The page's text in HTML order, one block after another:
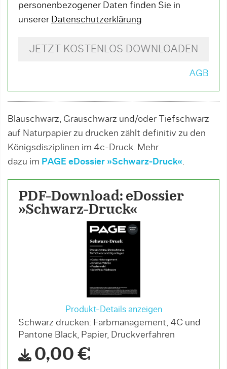
personenbezogener Daten finden Sie in
unserer Datenschutzerklärung
JETZT KOSTENLOS DOWNLOADEN
AGB
Blauschwarz, Grauschwarz und/oder Tiefschwarz
auf Naturpapier zu drucken zählt definitiv zu den
Königsdisziplinen im 4c-Druck. Mehr
dazu im PAGE eDossier »Schwarz-Druck«.
PDF-Download: eDossier
»Schwarz-Druck«
Produkt-Details anzeigen
Schwarz drucken: Farbmanagement, 4C und
Pantone Black, Papier, Druckverfahren
0,00 €